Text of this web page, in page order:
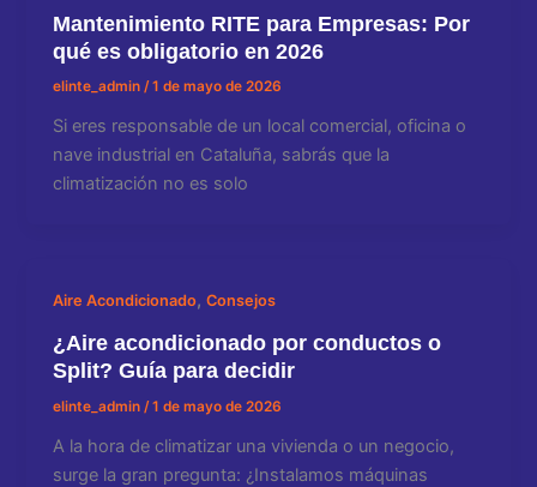
Mantenimiento RITE para Empresas: Por
qué es obligatorio en 2026
elinte_admin/1 de mayo de 2026
Si eres responsable de un local comercial, oficina o
nave industrial en Cataluña, sabrás que la
climatización no es solo
Aire Acondicionado,Consejos
¿Aire acondicionado por conductos o
Split? Guía para decidir
elinte_admin/1 de mayo de 2026
A la hora de climatizar una vivienda o un negocio,
surge la gran pregunta: ¿Instalamos máquinas